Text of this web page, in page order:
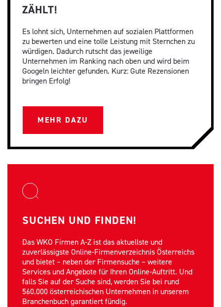
ZÄHLT!
Es lohnt sich, Unternehmen auf sozialen Plattformen
zu bewerten und eine tolle Leistung mit Sternchen zu
würdigen. Dadurch rutscht das jeweilige
Unternehmen im Ranking nach oben und wird beim
Googeln leichter gefunden. Kurz: Gute Rezensionen
bringen Erfolg!
MEHR DAZU
SUCHEN UND FINDEN!
Das WKO Firmen A-Z ist das aktuellste und
zuverlässigste Online-Firmenverzeichnis Österreichs
und bietet – neben der Firmensuche – weitere
Services und Angebote für Ihren Online-Auftritt. Und
falls Sie auf der Suche sind, werden Sie bei rund
560.000 österreichischen Unternehmen in unserem
Branchenbuch garantiert fündig.